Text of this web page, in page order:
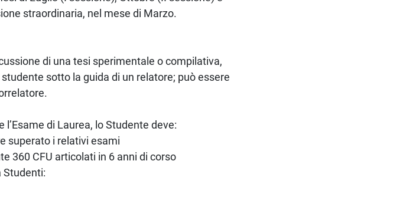
straordinaria, nel mese di Marzo.
di una tesi sperimentale o compilativa,
sotto la guida di un relatore; può essere
di Laurea, lo Studente deve:
superato i relativi esami
360 CFU articolati in 6 anni di corso
Studenti: